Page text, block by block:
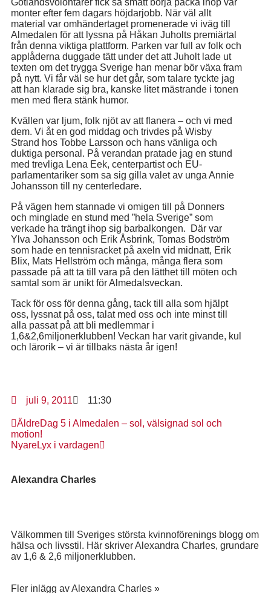
Gotlandsvolontärer fick så smått börja packa ihop vår
monter efter fem dagars höjdarjobb. När väl allt
material var omhändertaget promenerade vi iväg till
Almedalen för att lyssna på Håkan Juholts premiärtal
från denna viktiga plattform. Parken var full av folk och
applåderna duggade tätt under det att Juholt lade ut
texten om det trygga Sverige han menar bör växa fram
på nytt. Vi får väl se hur det går, som talare tyckte jag
att han klarade sig bra, kanske litet mästrande i tonen
men med flera stänk humor.
Kvällen var ljum, folk njöt av att flanera – och vi med
dem. Vi åt en god middag och trivdes på Wisby
Strand hos Tobbe Larsson och hans vänliga och
duktiga personal. På verandan pratade jag en stund
med trevliga Lena Eek, centerpartist och EU-
parlamentariker som sa sig gilla valet av unga Annie
Johansson till ny centerledare.
På vägen hem stannade vi omigen till på Donners
och minglade en stund med ”hela Sverige” som
verkade ha trängt ihop sig barbalkongen. Där var
Ylva Johansson och Erik Åsbrink, Tomas Bodström
som hade en tennisracket på axeln vid midnatt, Erik
Blix, Mats Hellström och många, många flera som
passade på att ta till vara på den lätthet till möten och
samtal som är unikt för Almedalsveckan.
Tack för oss för denna gång, tack till alla som hjälpt
oss, lyssnat på oss, talat med oss och inte minst till
alla passat på att bli medlemmar i
1,6&2,6miljonerklubben! Veckan har varit givande, kul
och lärorik – vi är tillbaks nästa år igen!
juli 9, 2011 11:30
ÄldreDag 5 i Almedalen – sol, välsignad sol och
motion!
NyareLyx i vardagen
Alexandra Charles
Välkommen till Sveriges största kvinnoförenings blogg om
hälsa och livsstil. Här skriver Alexandra Charles, grundare
av 1,6 & 2,6 miljonerklubben.
Fler inlägg av Alexandra Charles »